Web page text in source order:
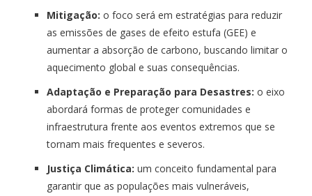
Mitigação: o foco será em estratégias para reduzir
as emissões de gases de efeito estufa (GEE) e
aumentar a absorção de carbono, buscando limitar o
aquecimento global e suas consequências.
Adaptação e Preparação para Desastres: o eixo
abordará formas de proteger comunidades e
infraestrutura frente aos eventos extremos que se
tornam mais frequentes e severos.
Justiça Climática: um conceito fundamental para
garantir que as populações mais vulneráveis,